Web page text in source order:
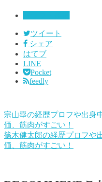
ツイート
シェア
はてブ
LINE
Pocket
feedly
宗山塁の経歴プロフや出身
価、筋肉がすごい！
篠木健太郎の経歴プロフや
価、筋肉がすごい！